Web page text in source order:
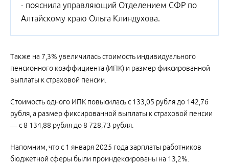
- пояснила управляющий Отделением СФР по
Алтайскому краю Ольга Клиндухова.
Также на 7,3% увеличилась стоимость индивидуального
пенсионного коэффициента (ИПК) и размер фиксированной
выплаты к страховой пенсии.
Стоимость одного ИПК повысилась с 133,05 рубля до 142,76
рубля, а размер фиксированной выплаты к страховой пенсии
— с 8 134,88 рубля до 8 728,73 рубля.
Напомним, что с 1 января 2025 года зарплаты работников
бюджетной сферы были проиндексированы на 13,2%.